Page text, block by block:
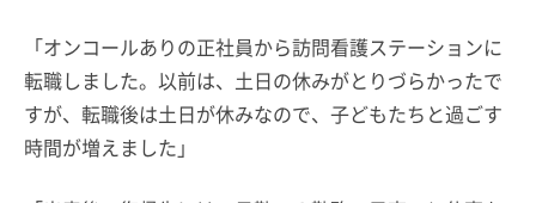
「オンコールありの正社員から訪問看護ステーションに
転職しました。以前は、土日の休みがとりづらかったで
すが、転職後は土日が休みなので、子どもたちと過ごす
時間が増えました」